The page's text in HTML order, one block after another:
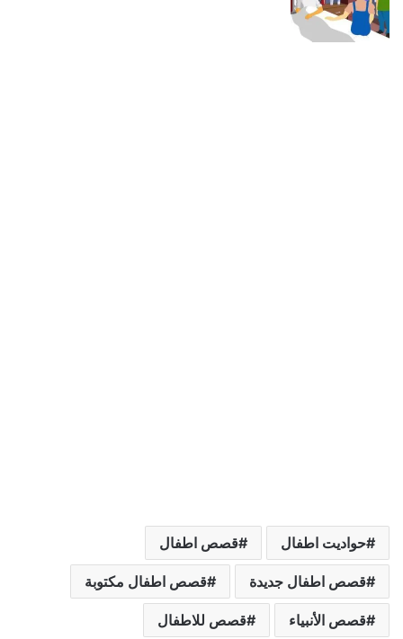
حواديت اطفال قصص اطفال
قصص اطفال جديدة قصص اطفال مكتوبة
قصص الأنبياء قصص للاطفال